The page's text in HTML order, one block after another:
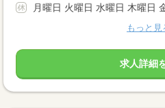
月曜日 火曜日 水曜日 木曜日
もっと見
求人詳細